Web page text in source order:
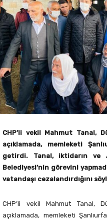
CHP’li vekil Mahmut Tanal,
açıklamada, memleketi
getirdi. Tanal, iktidarın ve
Belediyesi’nin görevini
vatandaşı cezalandırdığını
CHP’li vekil Mahmut Tanal,
açıklamada, memleketi